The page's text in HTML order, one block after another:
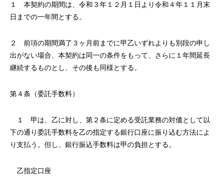
１ 本契約の期間は、令和３年１２月１日より令和４年１１月末
日までの一年間とする。
２ 前項の期間満了３ヶ月前までに甲乙いずれよりも別段の申し
出がない場合、本契約は同一の条件をもって、さらに１年間延長
継続するものとし、その後も同様とする。
第４条（委託手数料）
１ 甲は、乙に対し、第２条に定める受託業務の対価として以
下の通り委託手数料を乙の指定する銀行口座に振り込む方法によ
り支払う。但し、銀行振込手数料は甲の負担とする。
乙指定口座